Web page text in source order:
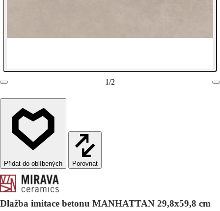
1/2
Porovnat
Dlažba imitace betonu MANHATTAN 29,8x59,8 cm